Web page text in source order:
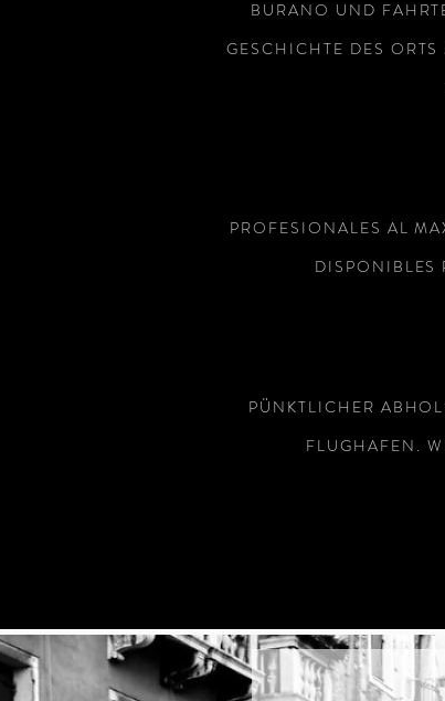
BURANO UND
GESCHICHTE DES
PROFESIONALES AL
DISPONIBLES
PÜNKTLICHER
FLUGHAFEN.